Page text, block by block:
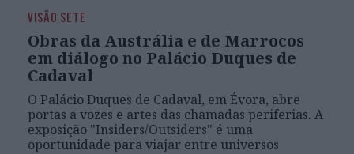
VISÃO SETE
Obras da Austrália e de Marrocos
em diálogo no Palácio Duques de
Cadaval
O Palácio Duques de Cadaval, em Évora, abre
portas a vozes e artes das chamadas periferias. A
exposição "Insiders/Outsiders" é uma
oportunidade para viajar entre universos